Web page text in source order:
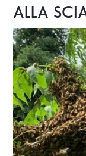
ALLA